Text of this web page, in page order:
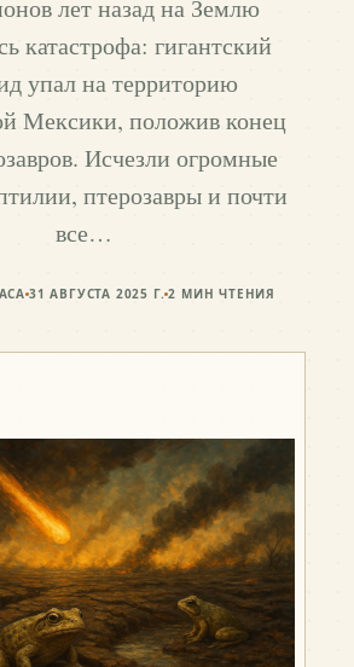
лет назад на Землю
катастрофа: гигантский
упал на территорию
Мексики, положив конец
Исчезли огромные
птерозавры и почти
все…
31 АВГУСТА 2025 Г. 2 МИН ЧТЕНИЯ